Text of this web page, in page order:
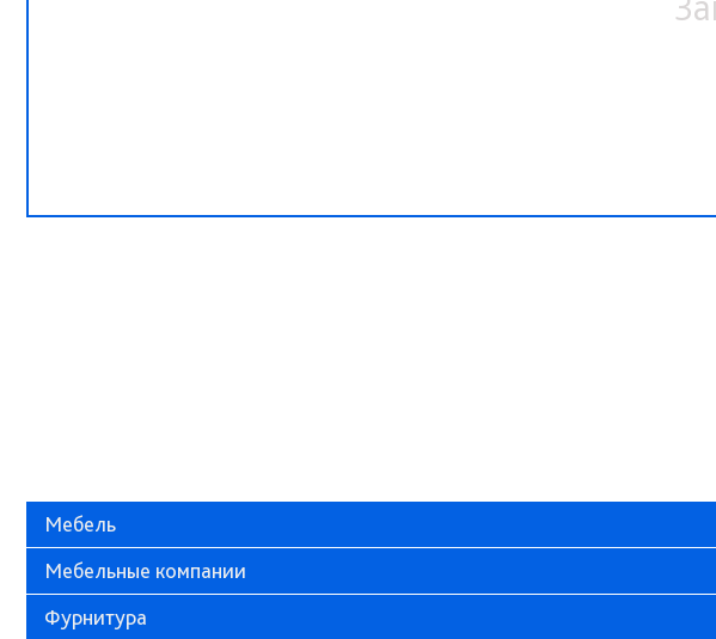
Мебель
Мебельные компании
Фурнитура